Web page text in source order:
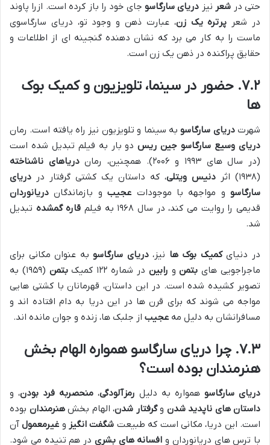
حتی در شعر نیز دریای سارگاسوجای خود را باز کرده است. ازرا پاوند
در شعر پرتره یک زن، عبارت ذهن و وجود تو، دریای سارگاسوی
ماست را به کار می برد که نشان دهنده گنجینه ای از اطلاعات و
حقایق پراکنده در ذهن یک زن است.
۷.۲. حضور در سینما، تلویزیون و کمیک بوک
ها
شهرتدریای سارگاسوبه سینما و تلویزیون نیز راه یافته است. رمان
دریای وسیع سارگاسو جین ریسدو بار به فیلم تبدیل شده است
(در سال های ۱۹۹۳ و ۲۰۰۶). همچنین، رمان
دریاهای ناشناخته
(۱۹۳۸) اثر
دنیس ویتلی، که داستان یک کشتی گرفتار در دریای
سارگاسو و مواجهه با موجودات عجیبو بازماندگان دریانوردان
قدیمی را روایت می کند، در سال ۱۹۶۸ به فیلم
قاره گمشده تبدیل
شد.
در دنیایکمیک بوک ها نیز،دریای سارگاسوبه عنوان مکانی برای
ماجراجویی های بتمنو رابین در شماره ۱۲۲ کمیک بتمن
(۱۹۵۹) به
تصویر کشیده شده است. در این داستان، قهرمانان با کشتی هایی
مواجه می شوند که برای قرن ها در این دریا به دام افتاده اند و
مسافرانشان به دلیل مه عجیب از جلبک ها، زنده و جوان مانده اند.
۷.۳. چرا دریای سارگاسو همواره الهام بخش
هنرمندان بوده است؟
دریای سارگاسو همواره به دلیل رمزآلودگی، منحصربه فرد بودن، و
داستان های ناپدید شدن وگرفتار شدن، الهام بخشهنرمندان بوده
است. این دریا، مکانی است که طبیعت شگفت انگیز و غیرمعمولآن
با ترس های دریانوردان و افسانه های بشری در هم تنیده می شود.